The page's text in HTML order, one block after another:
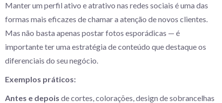
Manter um perfil ativo e atrativo nas redes sociais é uma das
formas mais eficazes de chamar a atenção de novos clientes.
Mas não basta apenas postar fotos esporádicas — é
importante ter uma estratégia de conteúdo que destaque os
diferenciais do seu negócio.
Exemplos práticos:
Antes e depois de cortes, colorações, design de sobrancelhas